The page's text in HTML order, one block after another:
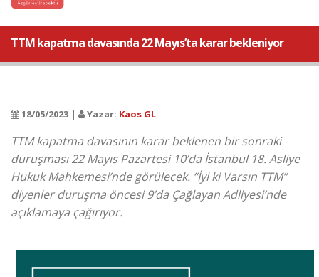
TTM kapatma davasında 22 Mayıs’ta karar bekleniyor
18/05/2023 | Yazar: Kaos GL
TTM kapatma davasının karar beklenen bir sonraki
duruşması 22 Mayıs Pazartesi 10’da İstanbul 18. Asliye
Hukuk Mahkemesi’nde görülecek. “İyi ki Varsın TTM”
diyenler duruşma öncesi 9’da Çağlayan Adliyesi’nde
açıklamaya çağırıyor.